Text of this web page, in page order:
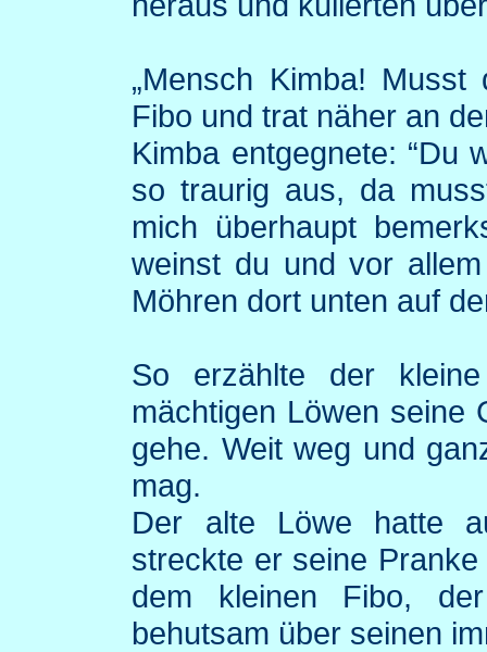
„Mensch Kimba! Musst
Fibo und trat näher an
Kimba entgegnete: “Du
so traurig aus, da
mich überhaupt
weinst du und vor
Möhren dort unten auf
So erzählte der
mächtigen Löwen seine
gehe. Weit weg und
mag.
Der alte Löwe hatte
streckte er seine
dem kleinen Fibo,
behutsam über seinen